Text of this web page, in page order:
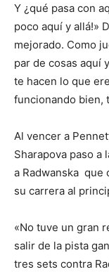
Y ¿qué pasa con
poco aquí y allá!»
mejorado. Como
par de cosas aquí
te hacen lo que
funcionando bien,
Al vencer a
Sharapova paso a
a Radwanska que
su carrera al
«No tuve un gran
salir de la pista
tres sets contra